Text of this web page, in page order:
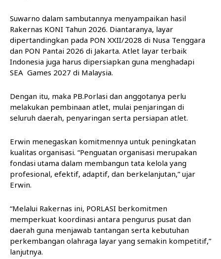
Suwarno dalam sambutannya menyampaikan hasil
Rakernas KONI Tahun 2026. Diantaranya, layar
dipertandingkan pada PON XXII/2028 di Nusa Tenggara
dan PON Pantai 2026 di Jakarta. Atlet layar terbaik
Indonesia juga harus dipersiapkan guna menghadapi
SEA Games 2027 di Malaysia.
Dengan itu, maka PB.Porlasi dan anggotanya perlu
melakukan pembinaan atlet, mulai penjaringan di
seluruh daerah, penyaringan serta persiapan atlet.
Erwin menegaskan komitmennya untuk peningkatan
kualitas organisasi. “Penguatan organisasi merupakan
fondasi utama dalam membangun tata kelola yang
profesional, efektif, adaptif, dan berkelanjutan,” ujar
Erwin.
“Melalui Rakernas ini, PORLASI berkomitmen
memperkuat koordinasi antara pengurus pusat dan
daerah guna menjawab tantangan serta kebutuhan
perkembangan olahraga layar yang semakin kompetitif,”
lanjutnya.